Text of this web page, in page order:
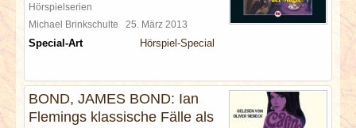
Hörspielserien
Michael Brinkschulte 25. März 2013
Special-Art Hörspiel-Special
BOND, JAMES BOND: Ian
Flemings klassische Fälle als